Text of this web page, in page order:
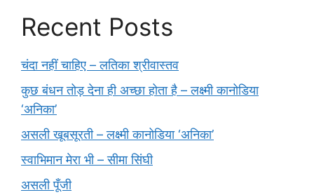
Recent Posts
चंदा नहीं चाहिए – लतिका श्रीवास्तव
कुछ बंधन तोड़ देना ही अच्छा होता है – लक्ष्मी कानोडिया
‘अनिका’
असली खूबसूरती – लक्ष्मी कानोडिया ‘अनिका’
स्वाभिमान मेरा भी – सीमा सिंघी
असली पूँजी